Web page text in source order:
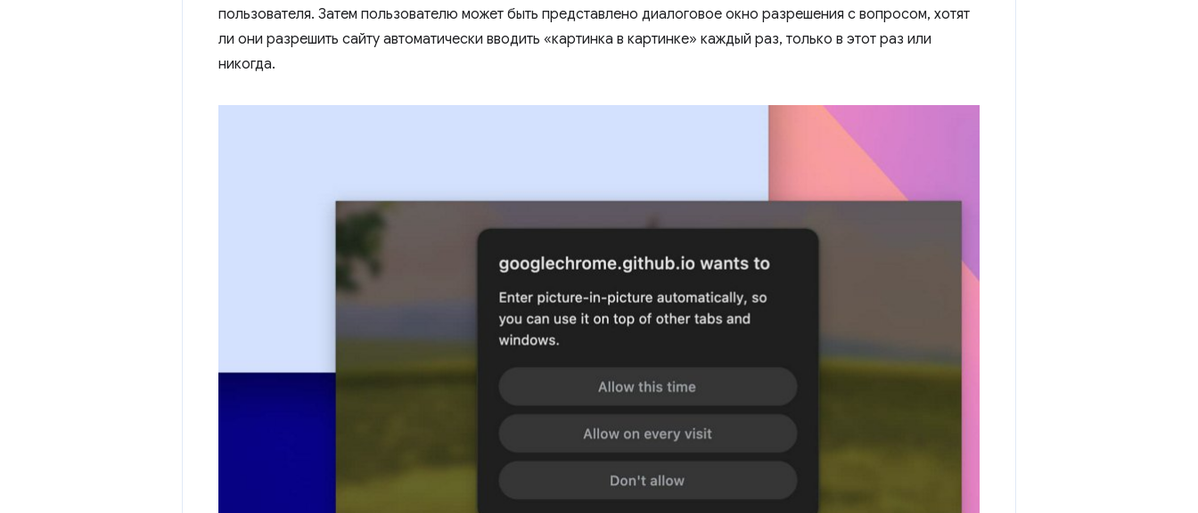
пользователя. Затем пользователю может быть представлено диалоговое окно разрешения с вопросом, хотят
ли они разрешить сайту автоматически вводить «картинка в картинке» каждый раз, только в этот раз или
никогда.